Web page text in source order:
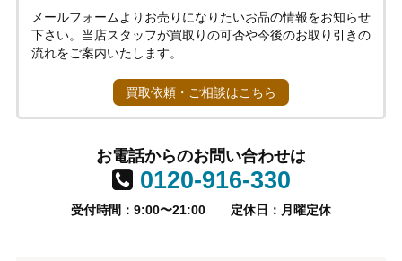
メールフォームよりお売りになりたいお品の情報をお知らせ
下さい。当店スタッフが買取りの可否や今後のお取り引きの
流れをご案内いたします。
買取依頼・ご相談はこちら
お電話からのお問い合わせは
0120-916-330
受付時間：9:00〜21:00 定休日：月曜定休